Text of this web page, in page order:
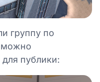
группу по
можно
публики: